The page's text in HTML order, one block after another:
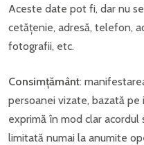
Aceste date pot fi, dar nu
cetățenie, adresă, telefon,
fotografii, etc.
Consimțământ:
persoanei vizate, bazată pe
exprimă în mod clar acordul
limitată numai la anumite